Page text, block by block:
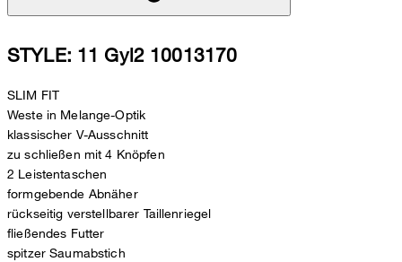
STYLE: 11 Gyl2 10013170
SLIM FIT
Weste in Melange-Optik
klassischer V-Ausschnitt
zu schließen mit 4 Knöpfen
2 Leistentaschen
formgebende Abnäher
rückseitig verstellbarer Taillenriegel
fließendes Futter
spitzer Saumabstich